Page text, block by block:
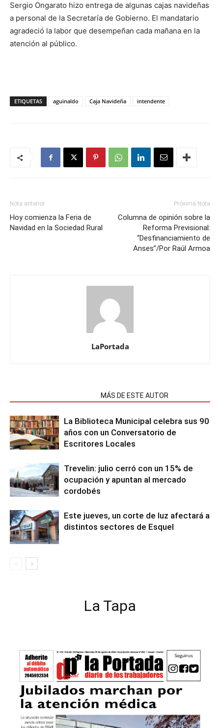
Sergio Ongarato hizo entrega de algunas cajas navideñas
a personal de la Secretaría de Gobierno. El mandatario
agradeció la labor que desempeñan cada mañana en la
atención al público.
ETIQUETAS aguinaldo Caja Navideña intendente
Nota anterior
Hoy comienza la Feria de
Navidad en la Sociedad Rural
Próxima Nota
Columna de opinión sobre la
Reforma Previsional:
“Desfinanciamiento de
Anses”/Por Raúl Armoa
LaPortada
MÁS DE ESTE AUTOR
La Biblioteca Municipal celebra sus 90
años con un Conversatorio de
Escritores Locales
Trevelin: julio cerró con un 15% de
ocupación y apuntan al mercado
cordobés
Este jueves, un corte de luz afectará a
distintos sectores de Esquel
La Tapa